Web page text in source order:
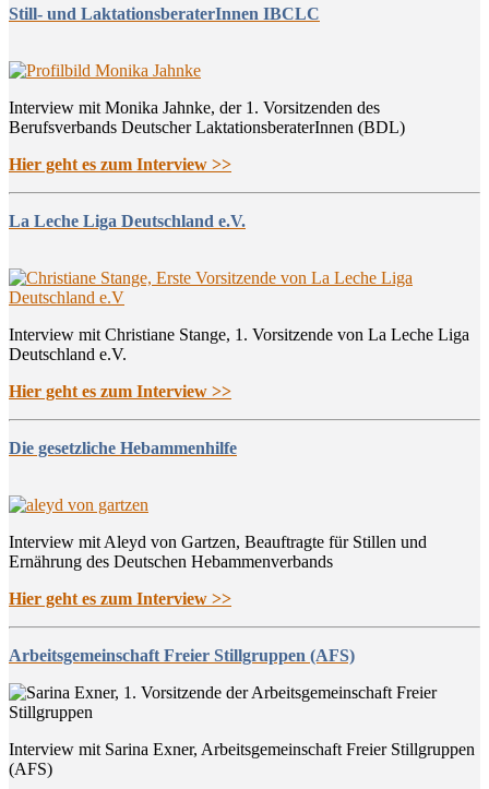
Still- und LaktationsberaterInnen IBCLC
Interview mit Monika Jahnke, der 1. Vorsitzenden des
Berufsverbands Deutscher LaktationsberaterInnen (BDL)
Hier geht es zum Interview >>
La Leche Liga Deutschland e.V.
Interview mit Christiane Stange, 1. Vorsitzende von La Leche Liga
Deutschland e.V.
Hier geht es zum Interview >>
Die gesetzliche Hebammenhilfe
Interview mit Aleyd von Gartzen, Beauftragte für Stillen und
Ernährung des Deutschen Hebammenverbands
Hier geht es zum Interview >>
Arbeitsgemeinschaft Freier Stillgruppen (AFS)
Interview mit Sarina Exner, Arbeitsgemeinschaft Freier Stillgruppen
(AFS)